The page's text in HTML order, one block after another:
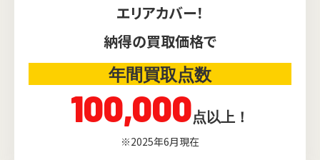
エリアカバー！
納得の買取価格で
年間買取点数
100,000点以上！
※2025年6月現在